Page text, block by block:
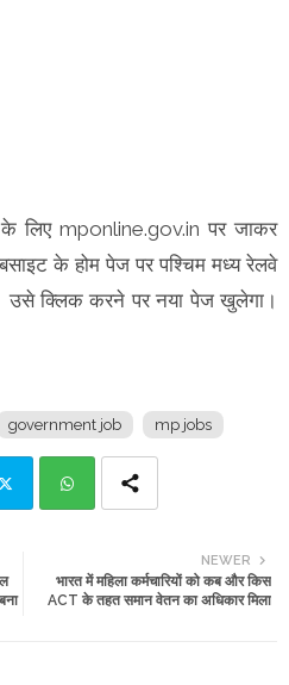
के लिए mponline.gov.in पर जाकर
के होम पेज पर पश्चिम मध्य रेलवे
उसे क्लिक करने पर नया पेज खुलेगा।
government job mp jobs
ats
NEWER
भारत में महिला कर्मचारियों को कब और किस
ACT के तहत समान वेतन का अधिकार मिला